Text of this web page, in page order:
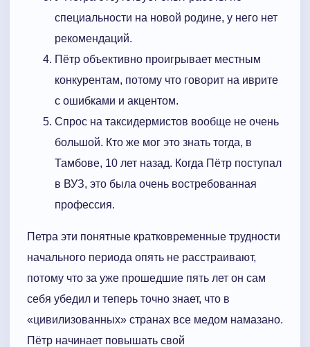
специальности на новой родине, у него нет
рекомендаций.
Пётр объективно проигрывает местным
конкурентам, потому что говорит на иврите
с ошибками и акцентом.
Спрос на таксидермистов вообще не очень
большой. Кто же мог это знать тогда, в
Тамбове, 10 лет назад. Когда Пётр поступал
в ВУЗ, это была очень востребованная
профессия.
Петра эти понятные кратковременные трудности
начального периода опять не расстраивают,
потому что за уже прошедшие пять лет он сам
себя убедил и теперь точно знает, что в
«цивилизованных» странах все медом намазано.
Пётр начинает повышать свой